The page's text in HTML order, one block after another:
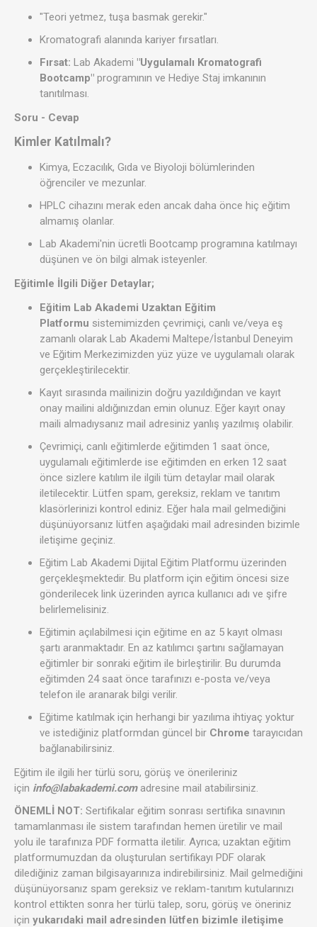
"Teori yetmez, tuşa basmak gerekir."
Kromatografi alanında kariyer fırsatları.
Fırsat: Lab Akademi "Uygulamalı Kromatografi
Bootcamp" programının ve Hediye Staj imkanının
tanıtılması.
Soru - Cevap
Kimler Katılmalı?
Kimya, Eczacılık, Gıda ve Biyoloji bölümlerinden
öğrenciler ve mezunlar.
HPLC cihazını merak eden ancak daha önce hiç eğitim
almamış olanlar.
Lab Akademi'nin ücretli Bootcamp programına katılmayı
düşünen ve ön bilgi almak isteyenler.
Eğitimle İlgili Diğer Detaylar;
Eğitim Lab Akademi Uzaktan Eğitim
Platformu sistemimizden çevrimiçi, canlı ve/veya eş
zamanlı olarak Lab Akademi Maltepe/İstanbul Deneyim
ve Eğitim Merkezimizden yüz yüze ve uygulamalı olarak
gerçekleştirilecektir.
Kayıt sırasında mailinizin doğru yazıldığından ve kayıt
onay mailini aldığınızdan emin olunuz. Eğer kayıt onay
maili almadıysanız mail adresiniz yanlış yazılmış olabilir.
Çevrimiçi, canlı eğitimlerde eğitimden 1 saat önce,
uygulamalı eğitimlerde ise eğitimden en erken 12 saat
önce sizlere katılım ile ilgili tüm detaylar mail olarak
iletilecektir. Lütfen spam, gereksiz, reklam ve tanıtım
klasörlerinizi kontrol ediniz. Eğer hala mail gelmediğini
düşünüyorsanız lütfen aşağıdaki mail adresinden bizimle
iletişime geçiniz.
Eğitim Lab Akademi Dijital Eğitim Platformu üzerinden
gerçekleşmektedir. Bu platform için eğitim öncesi size
gönderilecek link üzerinden ayrıca kullanıcı adı ve şifre
belirlemelisiniz.
Eğitimin açılabilmesi için eğitime en az 5 kayıt olması
şartı aranmaktadır. En az katılımcı şartını sağlamayan
eğitimler bir sonraki eğitim ile birleştirilir. Bu durumda
eğitimden 24 saat önce tarafınızı e-posta ve/veya
telefon ile aranarak bilgi verilir.
Eğitime katılmak için herhangi bir yazılıma ihtiyaç yoktur
ve istediğiniz platformdan güncel bir Chrome tarayıcıdan
bağlanabilirsiniz.
Eğitim ile ilgili her türlü soru, görüş ve önerileriniz
için info@labakademi.comadresine mail atabilirsiniz.
ÖNEMLİ NOT: Sertifikalar eğitim sonrası sertifika sınavının
tamamlanması ile sistem tarafından hemen üretilir ve mail
yolu ile tarafınıza PDF formatta iletilir. Ayrıca; uzaktan eğitim
platformumuzdan da oluşturulan sertifikayı PDF olarak
dilediğiniz zaman bilgisayarınıza indirebilirsiniz. Mail gelmediğini
düşünüyorsanız spam gereksiz ve reklam-tanıtım kutularınızı
kontrol ettikten sonra her türlü talep, soru, görüş ve öneriniz
için yukarıdaki mail adresinden lütfen bizimle iletişime